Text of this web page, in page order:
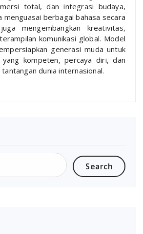
total, dan integrasi budaya,
menguasai berbagai bahasa secara
mengembangkan kreativitas,
komunikasi global. Model
generasi muda untuk
yang kompeten, percaya diri, dan
dunia internasional.